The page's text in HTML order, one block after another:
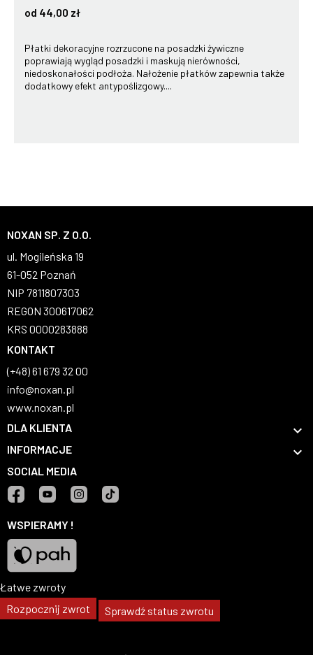
od 44,00 zł
Płatki dekoracyjne rozrzucone na posadzki żywiczne
poprawiają wygląd posadzki i maskują nierówności,
niedoskonałości podłoża. Nałożenie płatków zapewnia także
dodatkowy efekt antypoślizgowy....
NOXAN SP. Z O.O.
ul. Mogileńska 19
61-052 Poznań
NIP 7811807303
REGON 300617062
KRS 0000283888
KONTAKT
(+48) 61 679 32 00
info@noxan.pl
www.noxan.pl
DLA KLIENTA

INFORMACJE 
SOCIAL MEDIA
WSPIERAMY !
Pah
Łatwe zwroty
Rozpocznij zwrot
Sprawdź status zwrotu